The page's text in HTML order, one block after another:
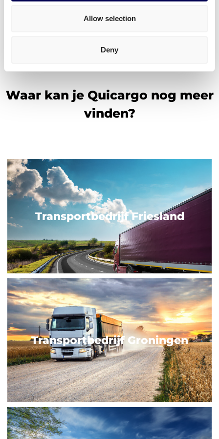
Allow selection
Deny
Waar kan je Quicargo nog meer
vinden?
Transportbedrijf Friesland
Transportbedrijf Groningen